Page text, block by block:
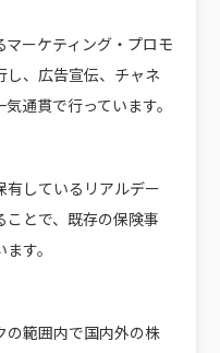
ーケティング・プロモ
し、広告宣伝、チャネ
通貫で行っています。
有しているリアルデー
ことで、既存の保険事
す。
の範囲内で国内外の株